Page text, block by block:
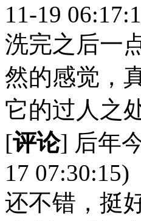
11-19
洗完之后一
然的感觉，
它的过人之
[评论] 后年
17 07:30:15)
还不错，挺